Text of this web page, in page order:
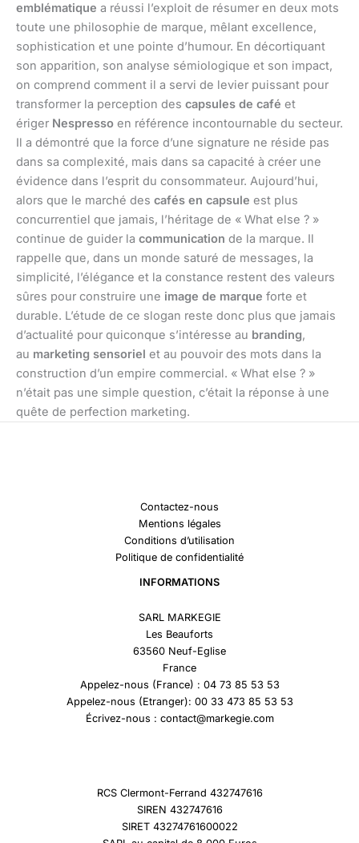
emblématique a réussi l’exploit de résumer en deux mots
toute une philosophie de marque, mêlant excellence,
sophistication et une pointe d’humour. En décortiquant
son apparition, son analyse sémiologique et son impact,
on comprend comment il a servi de levier puissant pour
transformer la perception des capsules de café et
ériger Nespresso en référence incontournable du secteur.
Il a démontré que la force d’une signature ne réside pas
dans sa complexité, mais dans sa capacité à créer une
évidence dans l’esprit du consommateur. Aujourd’hui,
alors que le marché des cafés en capsule est plus
concurrentiel que jamais, l’héritage de « What else ? »
continue de guider la communication de la marque. Il
rappelle que, dans un monde saturé de messages, la
simplicité, l’élégance et la constance restent des valeurs
sûres pour construire une image de marque forte et
durable. L’étude de ce slogan reste donc plus que jamais
d’actualité pour quiconque s’intéresse au branding,
au marketing sensoriel et au pouvoir des mots dans la
construction d’un empire commercial. « What else ? »
n’était pas une simple question, c’était la réponse à une
quête de perfection marketing.
Contactez-nous
Mentions légales
Conditions d’utilisation
Politique de confidentialité
INFORMATIONS
SARL MARKEGIE
Les Beauforts
63560 Neuf-Eglise
France
Appelez-nous (France) : 04 73 85 53 53
Appelez-nous (Etranger): 00 33 473 85 53 53
Écrivez-nous : contact@markegie.com
RCS Clermont-Ferrand 432747616
SIREN 432747616
SIRET 43274761600022